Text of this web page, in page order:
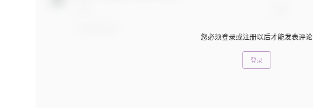
您必须登录或注册以后才能发表评论
登录